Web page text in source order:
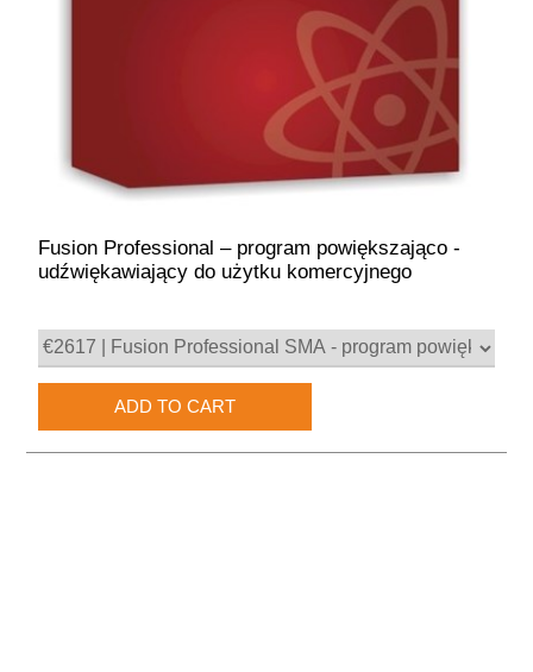
Fusion Professional – program powiększająco -
udźwiękawiający do użytku komercyjnego